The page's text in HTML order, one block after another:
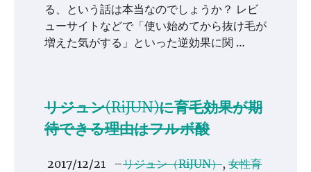
る、という話は本当なのでしょうか？ レビ
ューサイトなどで「使い始めてから抜け毛が
増えた気がする」といった逆効果に関 …
リジュン(RiJUN)に育毛効果が期
待できる理由はフルボ酸
2017/12/21 –リジュン（RiJUN）, 女性育